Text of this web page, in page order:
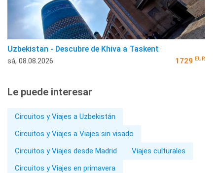
Uzbekistan - Descubre de Khiva a Taskent
sá, 08.08.2026 1729 EUR
Le puede interesar
Circuitos y Viajes a Uzbekistán
Circuitos y Viajes a Viajes sin visado
Circuitos y Viajes desde Madrid
Viajes culturales
Circuitos y Viajes en primavera